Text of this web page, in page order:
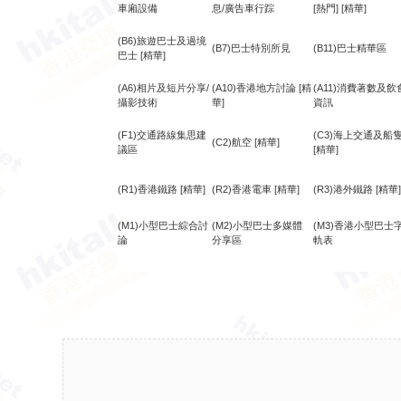
車廂設備
息/廣告車行踪
[熱門] [精華]
(B6)旅遊巴士及過境
巴士 [精華]
(B7)巴士特別所見 (B11)巴士精華區
(A6)相片及短片分享/
攝影技術
(A10)香港地方討論 [精
華]
(A11)消費著數及飲
資訊
(F1)交通路線集思建
議區
(C2)航空 [精華]
(C3)海上交通及船隻
[精華]
(R1)香港鐵路 [精華] (R2)香港電車 [精華] (R3)港外鐵路 [精華]
(M1)小型巴士綜合討
論
(M2)小型巴士多媒體
分享區
(M3)香港小型巴士
軌表